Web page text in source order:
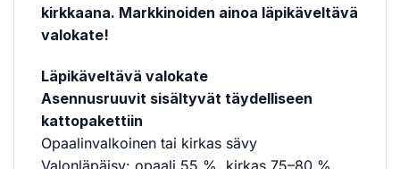
kirkkaana. Markkinoiden ainoa läpikäveltävä
valokate!
Läpikäveltävä valokate
Asennusruuvit sisältyvät täydelliseen
kattopakettiin
Opaalinvalkoinen tai kirkas sävy
Valonläpäisy: opaali 55 %, kirkas 75–80 %